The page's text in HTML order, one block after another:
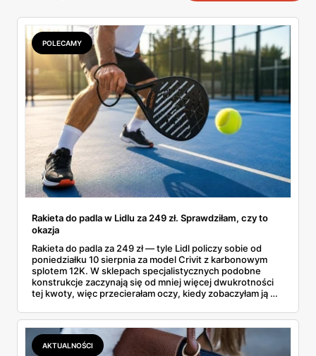
POLECAMY
Rakieta do padla w Lidlu za 249 zł. Sprawdziłam, czy to
okazja
Rakieta do padla za 249 zł — tyle Lidl policzy sobie od
poniedziałku 10 sierpnia za model Crivit z karbonowym
splotem 12K. W sklepach specjalistycznych podobne
konstrukcje zaczynają się od mniej więcej dwukrotności
tej kwoty, więc przecierałam oczy, kiedy zobaczyłam ją w
najszybciej rosnący sport w Polsce: kortów przybywa
lawinowo, a chętnych jeszcze szybciej. Sprawdziłam, co
dokładnie dostajemy za te pieniądze i komu taka rakieta
faktycznie wystarczy.
AKTUALNOŚCI